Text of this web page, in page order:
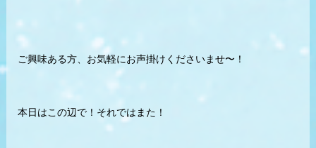
ご興味ある方、お気軽にお声掛けくださいませ〜！
本日はこの辺で！それではまた！